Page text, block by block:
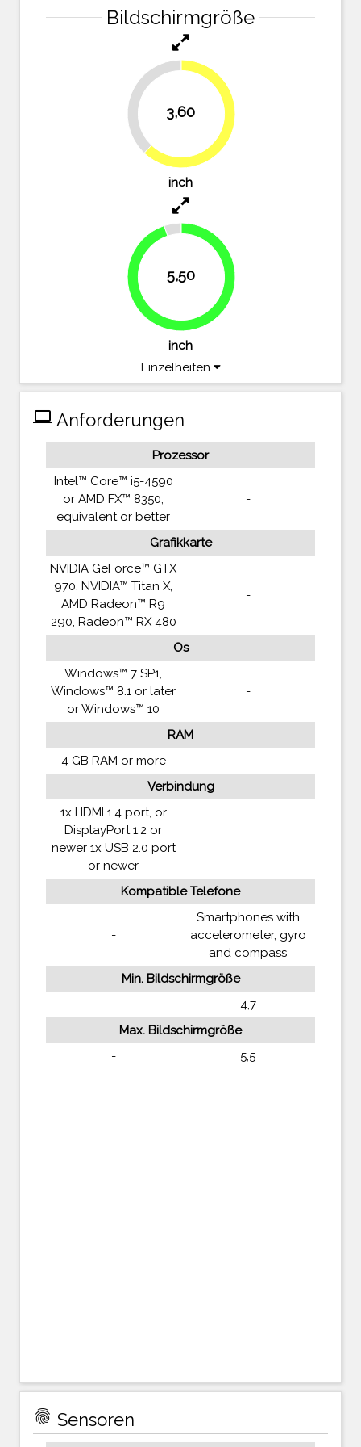
Bildschirmgröße
3,60
37.9%
62.1%
inch
5,50
94.8%
inch
Einzelheiten
computer Anforderungen
Prozessor
Intel™ Core™ i5-4590
or AMD FX™ 8350,
equivalent or better
-
Grafikkarte
NVIDIA GeForce™ GTX
970, NVIDIA™ Titan X,
AMD Radeon™ R9
290, Radeon™ RX 480
-
Os
Windows™ 7 SP1,
Windows™ 8.1 or later
or Windows™ 10
-
RAM
4 GB RAM or more
-
Verbindung
1x HDMI 1.4 port, or
DisplayPort 1.2 or
newer 1x USB 2.0 port
or newer
Kompatible Telefone
-
Smartphones with
accelerometer, gyro
and compass
Min. Bildschirmgröße
-
4,7
Max. Bildschirmgröße
-
5,5
fingerprint Sensoren